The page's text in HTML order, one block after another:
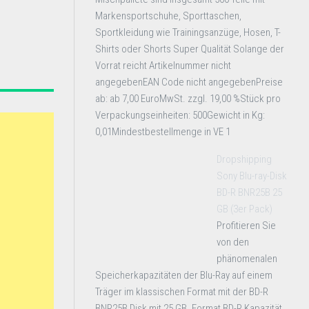
Markensportschuhe, Sporttaschen,
Sportkleidung wie Trainingsanzüge, Hosen, T-
Shirts oder Shorts Super Qualität Solange der
Vorrat reicht Artikelnummer nicht
angegebenEAN Code nicht angegebenPreise
ab: ab 7,00 EuroMwSt. zzgl. 19,00 %Stück pro
Verpackungseinheiten: 500Gewicht in Kg:
0,01Mindestbestellmenge in VE 1
Dropshipping
Sony Blu-ray-Disk
BD-R BNR25B 25
GB (3er Pack)
Profitieren Sie
von den
phänomenalen
Speicherkapazitäten der Blu-Ray auf einem
Träger im klassischen Format mit der BD-R